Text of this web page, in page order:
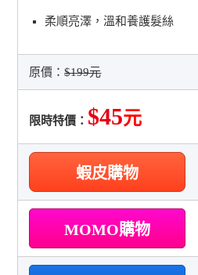
柔順亮澤，溫和養護髮絲
原價：$199元
限時特價： $45元
蝦皮購物
MOMO購物